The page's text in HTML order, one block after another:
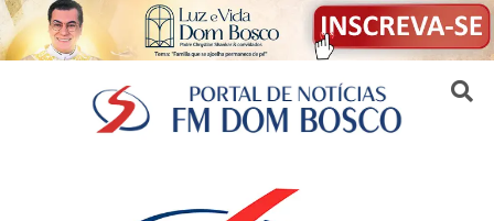
Sair da versão mobile